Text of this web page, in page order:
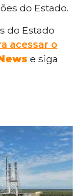
do Estado.
do Estado
acessar o
e siga